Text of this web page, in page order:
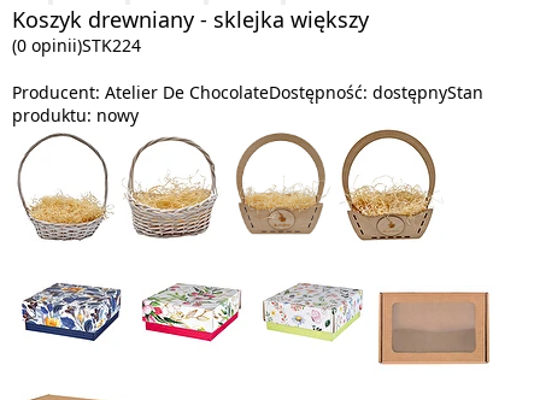
Koszyk drewniany - sklejka większy
(0 opinii)STK224
Producent: Atelier De ChocolateDostępność: dostępnyStan
produktu: nowy